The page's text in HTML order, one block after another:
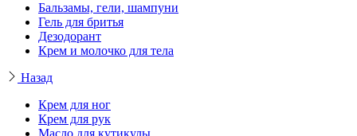
Бальзамы, гели, шампуни
Гель для бритья
Дезодорант
Крем и молочко для тела
Назад
Крем для ног
Крем для рук
Масло для кутикулы